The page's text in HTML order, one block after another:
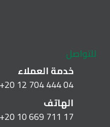
للتواصل
خدمة العملاء
+20 12 704 444 04
الهاتف
+20 10 669 711 17